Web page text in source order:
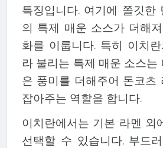
특징입니다. 여기에 쫄깃한
의 특제 매운 소스가 더해
화를 이룹니다. 특히 이치
라 불리는 특제 매운 소스는
은 풍미를 더해주어 돈코츠
잡아주는 역할을 합니다.
이치란에서는 기본 라멘 외
선택할 수 있습니다. 부드